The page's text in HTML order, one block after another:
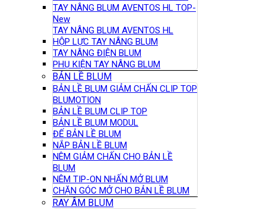
TAY NÂNG BLUM AVENTOS HL TOP-
New
TAY NÂNG BLUM AVENTOS HL
HỘP LỰC TAY NÂNG BLUM
TAY NÂNG ĐIỆN BLUM
PHỤ KIỆN TAY NÂNG BLUM
BẢN LỀ BLUM
BẢN LỀ BLUM GIẢM CHẤN CLIP TOP
BLUMOTION
BẢN LỀ BLUM CLIP TOP
BẢN LỀ BLUM MODUL
ĐẾ BẢN LỀ BLUM
NẮP BẢN LỀ BLUM
NÊM GIẢM CHẤN CHO BẢN LỀ
BLUM
NÊM TIP-ON NHẤN MỞ BLUM
CHẶN GÓC MỞ CHO BẢN LỀ BLUM
RAY ÂM BLUM